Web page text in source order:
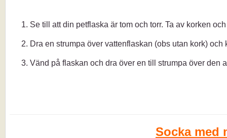
Se till att din petflaska är tom och torr. Ta av korken
Dra en strumpa över vattenflaskan (obs utan kork) och
Vänd på flaskan och dra över en till strumpa över den
Socka med